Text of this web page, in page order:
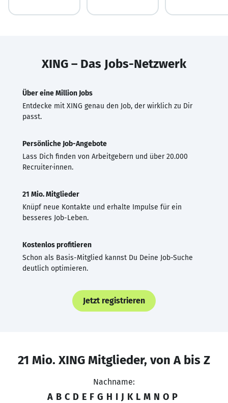
XING – Das Jobs-Netzwerk
Über eine Million Jobs
Entdecke mit XING genau den Job, der wirklich zu Dir
passt.
Persönliche Job-Angebote
Lass Dich finden von Arbeitgebern und über 20.000
Recruiter·innen.
21 Mio. Mitglieder
Knüpf neue Kontakte und erhalte Impulse für ein
besseres Job-Leben.
Kostenlos profitieren
Schon als Basis-Mitglied kannst Du Deine Job-Suche
deutlich optimieren.
Jetzt registrieren
21 Mio. XING Mitglieder, von A bis Z
Nachname:
A B C D E F G H I J K L M N O P